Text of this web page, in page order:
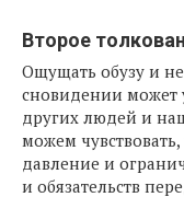
Второе
Ощущать обузу и
сновидении может
других людей и
можем
давление и
и обязательств